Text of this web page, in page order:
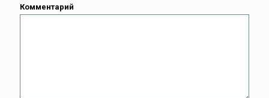
Комментарий